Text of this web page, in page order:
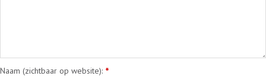
Naam (zichtbaar op website): *